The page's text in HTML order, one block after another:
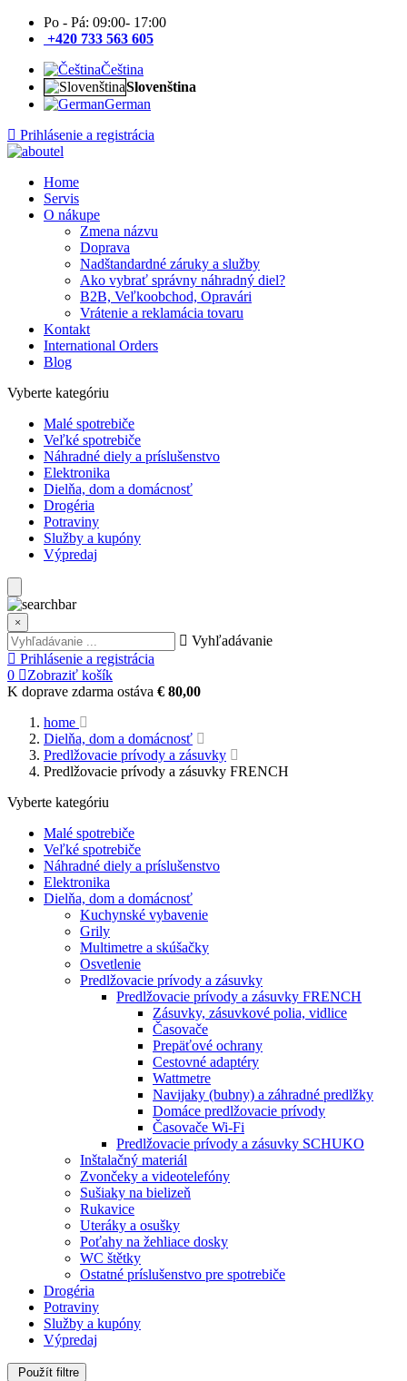
Po - Pá: 09:00- 17:00
+420 733 563 605
Čeština
Slovenština
German
Prihlásenie a registrácia
Home
Servis
O nákupe
Zmena názvu
Doprava
Nadštandardné záruky a služby
Ako vybrať správny náhradný diel?
B2B, Veľkoobchod, Opravári
Vrátenie a reklamácia tovaru
Kontakt
International Orders
Blog
Vyberte kategóriu
Malé spotrebiče
Veľké spotrebiče
Náhradné diely a príslušenstvo
Elektronika
Dielňa, dom a domácnosť
Drogéria
Potraviny
Služby a kupóny
Výpredaj
×
Vyhľadávanie
Prihlásenie a registrácia
0
Zobraziť košík
K doprave zdarma ostáva € 80,00
home
Dielňa, dom a domácnosť
Predlžovacie prívody a zásuvky
Predlžovacie prívody a zásuvky FRENCH
Vyberte kategóriu
Malé spotrebiče
Veľké spotrebiče
Náhradné diely a príslušenstvo
Elektronika
Dielňa, dom a domácnosť
Kuchynské vybavenie
Grily
Multimetre a skúšačky
Osvetlenie
Predlžovacie prívody a zásuvky
Predlžovacie prívody a zásuvky FRENCH
Zásuvky, zásuvkové polia, vidlice
Časovače
Prepäťové ochrany
Cestovné adaptéry
Wattmetre
Navijaky (bubny) a záhradné predlžky
Domáce predlžovacie prívody
Časovače Wi-Fi
Predlžovacie prívody a zásuvky SCHUKO
Inštalačný materiál
Zvončeky a videotelefóny
Sušiaky na bielizeň
Rukavice
Uteráky a osušky
Poťahy na žehliace dosky
WC štětky
Ostatné príslušenstvo pre spotrebiče
Drogéria
Potraviny
Služby a kupóny
Výpredaj
Použít filtre